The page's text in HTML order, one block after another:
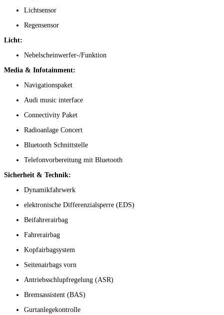
Lichtsensor
Regensensor
Licht:
Nebelscheinwerfer-/Funktion
Media & Infotainment:
Navigationspaket
Audi music interface
Connectivity Paket
Radioanlage Concert
Bluetooth Schnittstelle
Telefonvorbereitung mit Bluetooth
Sicherheit & Technik:
Dynamikfahrwerk
elektronische Differenzialsperre (EDS)
Beifahrerairbag
Fahrerairbag
Kopfairbagsystem
Seitenairbags vorn
Antriebsschlupfregelung (ASR)
Bremsassistent (BAS)
Gurtanlegekontrolle